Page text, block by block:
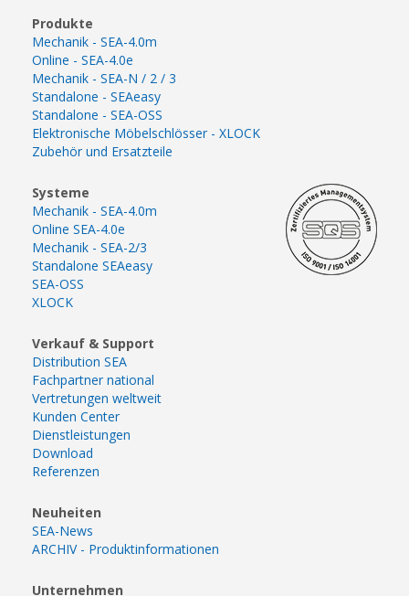
Produkte
Mechanik - SEA-4.0m
Online - SEA-4.0e
Mechanik - SEA-N / 2 / 3
Standalone - SEAeasy
Standalone - SEA-OSS
Elektronische Möbelschlösser - XLOCK
Zubehör und Ersatzteile
Systeme
Mechanik - SEA-4.0m
Online SEA-4.0e
Mechanik - SEA-2/3
Standalone SEAeasy
SEA-OSS
XLOCK
Verkauf & Support
Distribution SEA
Fachpartner national
Vertretungen weltweit
Kunden Center
Dienstleistungen
Download
Referenzen
Neuheiten
SEA-News
ARCHIV - Produktinformationen
Unternehmen